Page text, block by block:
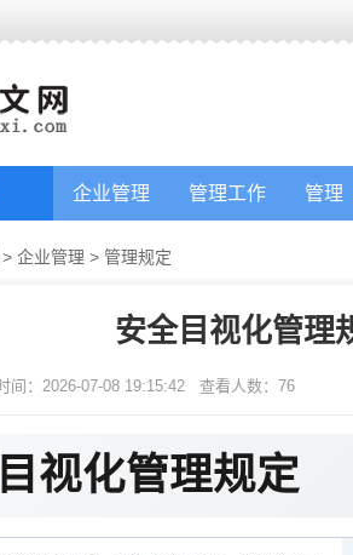
企业管理 管理工作 管理
> 企业管理 > 管理规定
安全目视化管理
间：2026-07-08 19:15:42 查看人数： 76
视化管理规定